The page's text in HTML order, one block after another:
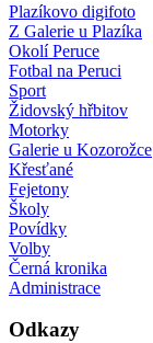
Plazíkovo digifoto
Z Galerie u Plazíka
Okolí Peruce
Fotbal na Peruci
Sport
Židovský hřbitov
Motorky
Galerie u Kozorožce
Křesťané
Fejetony
Školy
Povídky
Volby
Černá kronika
Administrace
Odkazy